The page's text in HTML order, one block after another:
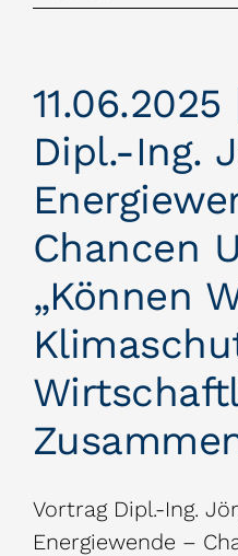
Dipl.-Ing.
Chancen
„Können
Vortrag Dipl.-Ing.
Energiewende –